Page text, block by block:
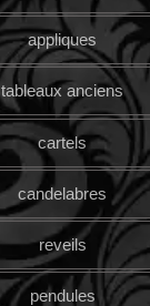
appliques
tableaux anciens
cartels
candelabres
reveils
pendules